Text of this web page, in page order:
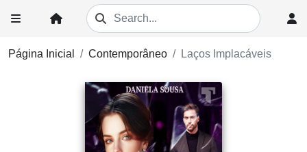
Página Inicial Contemporâneo Laços Implacáveis